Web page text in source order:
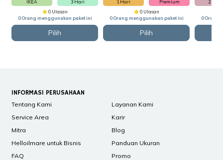
IKEA
3 Hari
0 Ulasan
0 Orang menggunakan paket ini
Pilih
1 Hari
Premium
0 Ulasan
0 Orang menggunakan paket ini
Pilih
2 Hari
0 Orang
INFORMASI PERUSAHAAN
Tentang Kami
Layanan Kami
Service Area
Karir
Mitra
Blog
Helloilmare untuk Bisnis
Panduan Ukuran
FAQ
Promo